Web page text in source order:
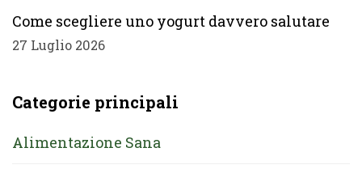
Come scegliere uno yogurt davvero salutare
27 Luglio 2026
Categorie principali
Alimentazione Sana